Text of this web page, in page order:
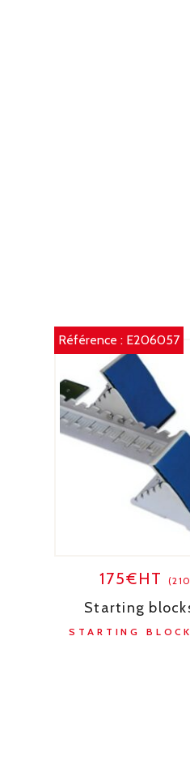
Référence : E206057
175€HT
Starting
STARTING